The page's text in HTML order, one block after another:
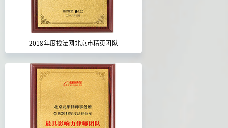
2018年度找法网北京市精英团队